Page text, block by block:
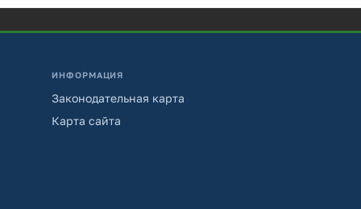
ИНФОРМАЦИЯ
Законодательная карта
Карта сайта